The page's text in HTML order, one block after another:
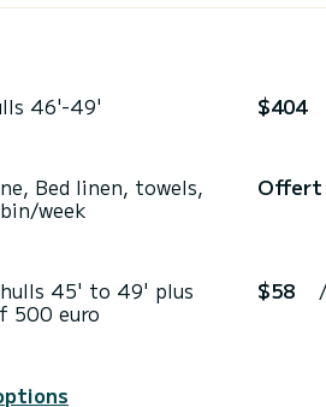
46'-49' $404
Bed linen, towels,
week
Offert
45' to 49' plus
500 euro
$58